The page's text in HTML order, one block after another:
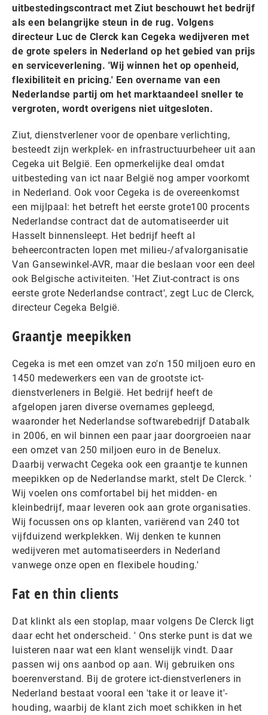
uitbestedingscontract met Ziut beschouwt het bedrijf
als een belangrijke steun in de rug. Volgens
directeur Luc de Clerck kan Cegeka wedijveren met
de grote spelers in Nederland op het gebied van prijs
en serviceverlening. 'Wij winnen het op openheid,
flexibiliteit en pricing.' Een overname van een
Nederlandse partij om het marktaandeel sneller te
vergroten, wordt overigens niet uitgesloten.
Ziut, dienstverlener voor de openbare verlichting,
besteedt zijn werkplek- en infrastructuurbeheer uit aan
Cegeka uit België. Een opmerkelijke deal omdat
uitbesteding van ict naar België nog amper voorkomt
in Nederland. Ook voor Cegeka is de overeenkomst
een mijlpaal: het betreft het eerste grote100 procents
Nederlandse contract dat de automatiseerder uit
Hasselt binnensleept. Het bedrijf heeft al
beheercontracten lopen met milieu-/afvalorganisatie
Van Gansewinkel-AVR, maar die beslaan voor een deel
ook Belgische activiteiten. 'Het Ziut-contract is ons
eerste grote Nederlandse contract', zegt Luc de Clerck,
directeur Cegeka België.
Graantje meepikken
Cegeka is met een omzet van zo'n 150 miljoen euro en
1450 medewerkers een van de grootste ict-
dienstverleners in België. Het bedrijf heeft de
afgelopen jaren diverse overnames gepleegd,
waaronder het Nederlandse softwarebedrijf Databalk
in 2006, en wil binnen een paar jaar doorgroeien naar
een omzet van 250 miljoen euro in de Benelux.
Daarbij verwacht Cegeka ook een graantje te kunnen
meepikken op de Nederlandse markt, stelt De Clerck. '
Wij voelen ons comfortabel bij het midden- en
kleinbedrijf, maar leveren ook aan grote organisaties.
Wij focussen ons op klanten, variërend van 240 tot
vijfduizend werkplekken. Wij denken te kunnen
wedijveren met automatiseerders in Nederland
vanwege onze open en flexibele houding.'
Fat en thin clients
Dat klinkt als een stoplap, maar volgens De Clerck ligt
daar echt het onderscheid. ' Ons sterke punt is dat we
luisteren naar wat een klant wenselijk vindt. Daar
passen wij ons aanbod op aan. Wij gebruiken ons
boerenverstand. Bij de grotere ict-dienstverleners in
Nederland bestaat vooral een 'take it or leave it'-
houding, waarbij de klant zich moet schikken in het